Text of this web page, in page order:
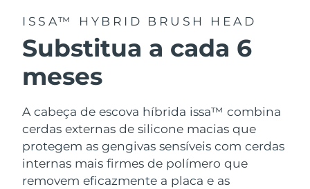
ISSA™ HYBRID BRUSH HEAD
Substitua a cada 6
meses
A cabeça de escova híbrida issa™ combina
cerdas externas de silicone macias que
protegem as gengivas sensíveis com cerdas
internas mais firmes de polímero que
removem eficazmente a placa e as